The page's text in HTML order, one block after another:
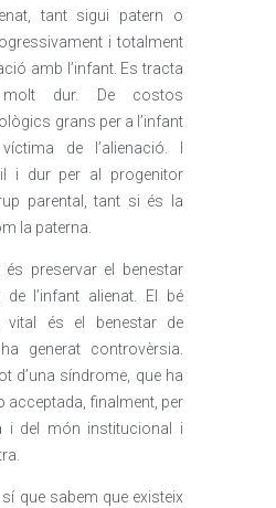
tant sigui patern o
i totalment
amb l’infant. Es tracta
molt dur. De costos
grans per a l’infant
de l’alienació. I
i dur per al progenitor
parental, tant si és la
la paterna.
preservar el benestar
l’infant alienat. El bé
vital és el benestar de
generat controvèrsia.
d’una síndrome, que ha
acceptada, finalment, per
i del món institucional i
que sabem que existeix